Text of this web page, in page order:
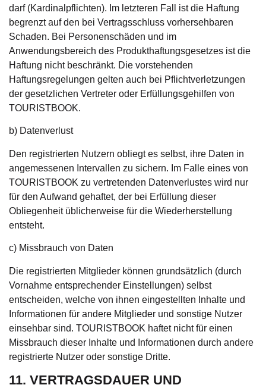
darf (Kardinalpflichten). Im letzteren Fall ist die Haftung
begrenzt auf den bei Vertragsschluss vorhersehbaren
Schaden. Bei Personenschäden und im
Anwendungsbereich des Produkthaftungsgesetzes ist die
Haftung nicht beschränkt. Die vorstehenden
Haftungsregelungen gelten auch bei Pflichtverletzungen
der gesetzlichen Vertreter oder Erfüllungsgehilfen von
TOURISTBOOK.
b) Datenverlust
Den registrierten Nutzern obliegt es selbst, ihre Daten in
angemessenen Intervallen zu sichern. Im Falle eines von
TOURISTBOOK zu vertretenden Datenverlustes wird nur
für den Aufwand gehaftet, der bei Erfüllung dieser
Obliegenheit üblicherweise für die Wiederherstellung
entsteht.
c) Missbrauch von Daten
Die registrierten Mitglieder können grundsätzlich (durch
Vornahme entsprechender Einstellungen) selbst
entscheiden, welche von ihnen eingestellten Inhalte und
Informationen für andere Mitglieder und sonstige Nutzer
einsehbar sind. TOURISTBOOK haftet nicht für einen
Missbrauch dieser Inhalte und Informationen durch andere
registrierte Nutzer oder sonstige Dritte.
11. VERTRAGSDAUER UND